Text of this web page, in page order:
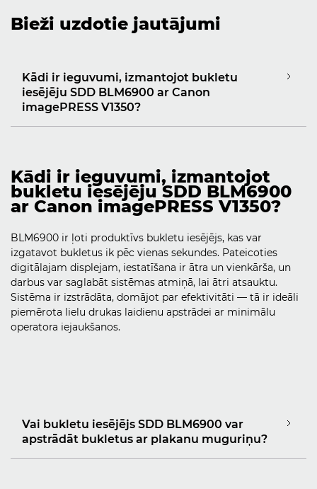
Bieži uzdotie jautājumi
Kādi ir ieguvumi, izmantojot bukletu
iesējēju SDD BLM6900 ar Canon
imagePRESS V1350?
Kādi ir ieguvumi, izmantojot
bukletu iesējēju SDD BLM6900
ar Canon imagePRESS V1350?
BLM6900 ir ļoti produktīvs bukletu iesējējs, kas var
izgatavot bukletus ik pēc vienas sekundes. Pateicoties
digitālajam displejam, iestatīšana ir ātra un vienkārša, un
darbus var saglabāt sistēmas atmiņā, lai ātri atsauktu.
Sistēma ir izstrādāta, domājot par efektivitāti — tā ir ideāli
piemērota lielu drukas laidienu apstrādei ar minimālu
operatora iejaukšanos.
Vai bukletu iesējējs SDD BLM6900 var
apstrādāt bukletus ar plakanu muguriņu?